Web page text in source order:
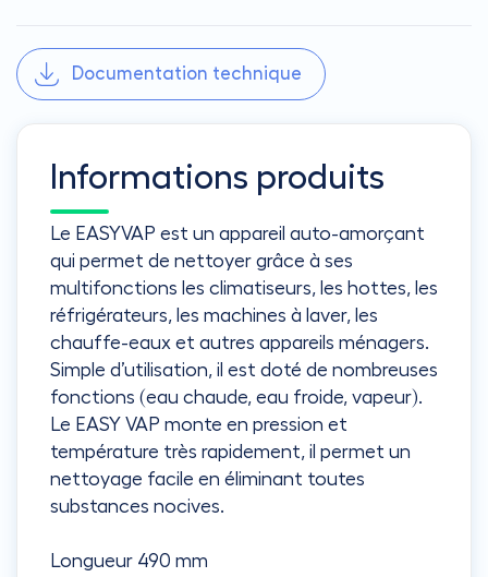
Documentation technique
Informations produits
Le EASYVAP est un appareil auto-amorçant
qui permet de nettoyer grâce à ses
multifonctions les climatiseurs, les hottes, les
réfrigérateurs, les machines à laver, les
chauffe-eaux et autres appareils ménagers.
Simple d’utilisation, il est doté de nombreuses
fonctions (eau chaude, eau froide, vapeur).
Le EASY VAP monte en pression et
température très rapidement, il permet un
nettoyage facile en éliminant toutes
substances nocives.
Longueur 490 mm